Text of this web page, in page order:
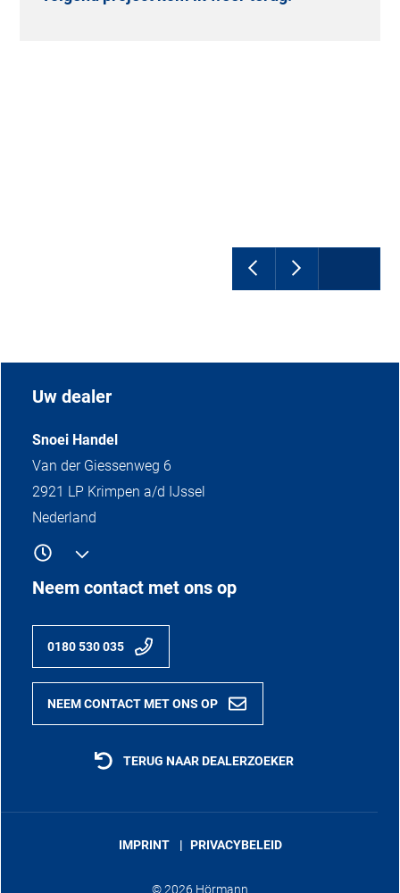
Uw dealer
Snoei Handel
Van der Giessenweg 6
2921 LP Krimpen a/d IJssel
Nederland
Neem contact met ons op
0180 530 035
NEEM CONTACT MET ONS OP
TERUG NAAR DEALERZOEKER
© 2026 Hörmann
IMPRINT PRIVACYBELEID